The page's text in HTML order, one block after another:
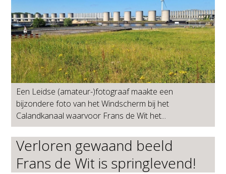
Een Leidse (amateur-)fotograaf maakte een
bijzondere foto van het Windscherm bij het
Calandkanaal waarvoor Frans de Wit het...
Verloren gewaand beeld
Frans de Wit is springlevend!